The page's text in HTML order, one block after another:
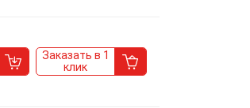
Заказать в 1
клик